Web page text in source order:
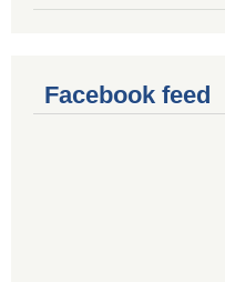
Facebook feed